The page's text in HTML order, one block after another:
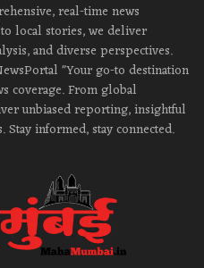
real-time news
local stories, we deliver
and diverse perspectives.
"Your go-to destination
coverage. From global
unbiased reporting, insightful
Stay informed, stay connected.